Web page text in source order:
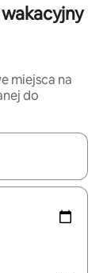
miejsca na
do
się po nich za